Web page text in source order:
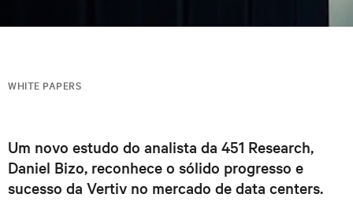
WHITE PAPERS
Um novo estudo do analista da 451 Research,
Daniel Bizo, reconhece o sólido progresso e
sucesso da Vertiv no mercado de data centers.